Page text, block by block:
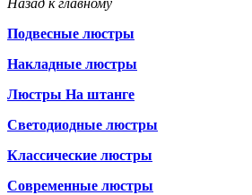
Назад к главному
Подвесные люстры
Накладные люстры
Люстры На штанге
Светодиодные люстры
Классические люстры
Современные люстры